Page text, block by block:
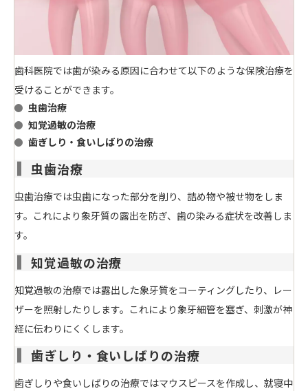
歯科医院では歯が染みる原因に合わせて以下のような保険治療を
受けることができます。
虫歯治療
知覚過敏の治療
歯ぎしり・食いしばりの治療
虫歯治療
虫歯治療では虫歯になった部分を削り、詰め物や被せ物をしま
す。これにより象牙質の露出を防ぎ、 歯の染みる症状を改善 しま
す。
知覚過敏の治療
知覚過敏の治療では露出した象牙質をコーティングしたり、レー
ザーを照射したりします。これにより象牙細管を塞ぎ、刺激が神
経に伝わりにくくします。
歯ぎしり・食いしばりの治療
歯ぎしりや食いしばりの治療ではマウスピースを作成し、就寝中